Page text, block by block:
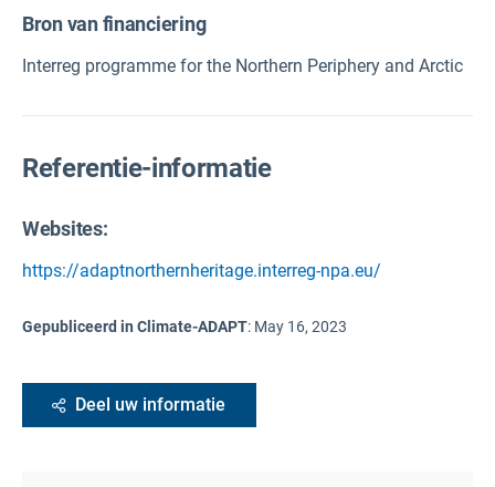
Bron van financiering
Interreg programme for the Northern Periphery and Arctic
Referentie-informatie
Websites:
https://adaptnorthernheritage.interreg-npa.eu/
Gepubliceerd in Climate-ADAPT: May 16, 2023
Deel uw informatie